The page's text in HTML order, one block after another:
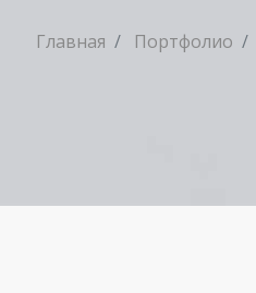
Главная Портфолио